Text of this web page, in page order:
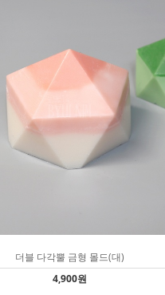
더블 다각뿔 금형 몰드(대)
4,900원